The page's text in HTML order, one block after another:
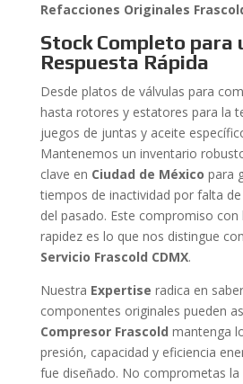
Refacciones Originales
Stock Completo para
Respuesta Rápida
Desde platos de válvulas para
hasta rotores y estatores para la
juegos de juntas y aceite
Mantenemos un inventario
clave en Ciudad de México para
tiempos de inactividad por falta
del pasado. Este compromiso con
rapidez es lo que nos distingue
Servicio Frascold CDMX.
Nuestra Expertise radica en
componentes originales pueden
Compresor Frascold mantenga
presión, capacidad y eficiencia
fue diseñado. No comprometas la